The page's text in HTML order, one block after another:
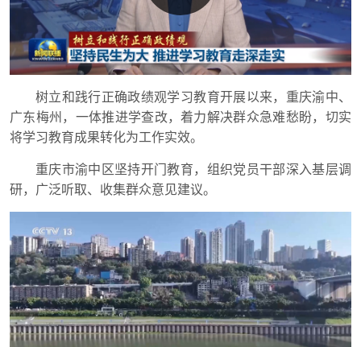
树立和践行正确政绩观学习教育开展以来，重庆渝中、
广东梅州，一体推进学查改，着力解决群众急难愁盼，切实
将学习教育成果转化为工作实效。
重庆市渝中区坚持开门教育，组织党员干部深入基层调
研，广泛听取、收集群众意见建议。